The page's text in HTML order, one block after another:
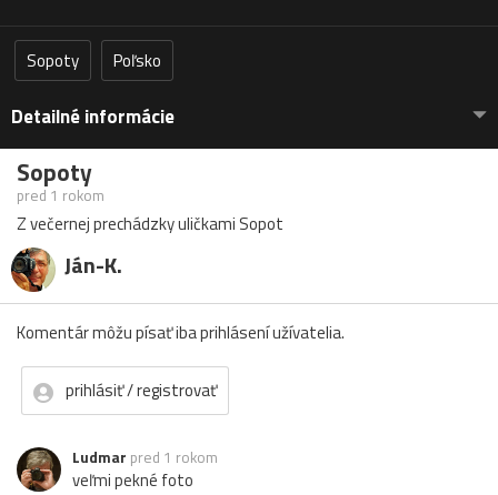
Sopoty Poľsko
Detailné informácie
Sopoty
pred 1 rokom
Z večernej prechádzky uličkami Sopot
Ján-K.
Komentár môžu písať iba prihlásení užívatelia.
prihlásiť / registrovať
Ludmar pred 1 rokom
veľmi pekné foto